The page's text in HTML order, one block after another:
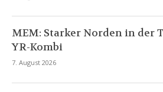
MEM: Starker Norden in der
YR-Kombi
7. August 2026